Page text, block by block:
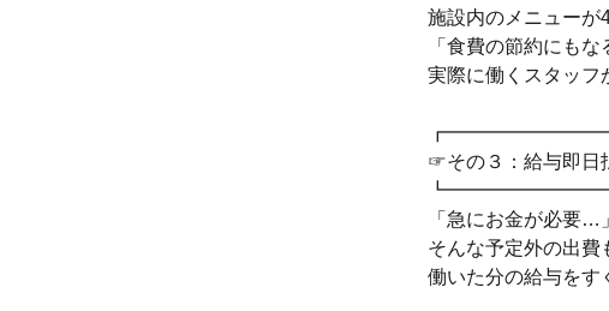
施設内のメニューが
「食費の節約にもな
実際に働くスタッ
☞その３：給与即日
「急にお金が必要…」
そんな予定外の出費
働いた分の給与をす